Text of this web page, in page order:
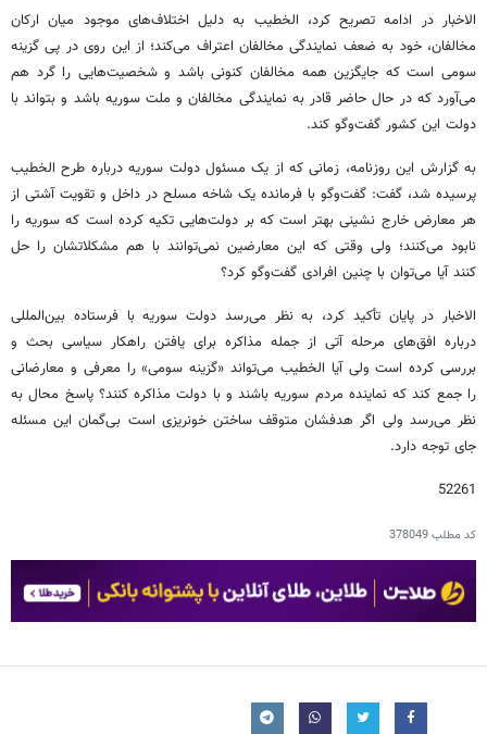
الاخبار در ادامه تصریح کرد، الخطیب به دلیل اختلاف‌های موجود میان ارکان
مخالفان، خود به ضعف نمایندگی مخالفان اعتراف می‌کند؛ از این روی در پی گزینه
سومی است که جایگزین همه مخالفان کنونی باشد و شخصیت‌هایی را گرد هم
می‌آورد که در حال حاضر قادر به نمایندگی مخالفان و ملت سوریه باشد و بتواند با
دولت این کشور گفت‌وگو کند.
به گزارش این روزنامه، زمانی که از یک مسئول دولت سوریه درباره طرح الخطیب
پرسیده شد، گفت: گفت‌وگو با فرمانده یک شاخه مسلح در داخل و تقویت آشتی از
هر معارض خارج نشینی بهتر است که بر دولت‌هایی تکیه کرده است که سوریه را
نابود می‌کنند؛ ولی وقتی که این معارضین نمی‌توانند با هم مشکلاتشان را حل
کنند آیا می‌توان با چنین افرادی گفت‌وگو کرد؟
الاخبار در پایان تأکید کرد، به نظر می‌رسد دولت سوریه با فرستاده بین‌المللی
درباره افق‌های مرحله آتی از جمله مذاکره برای یافتن راهکار سیاسی بحث و
بررسی کرده است ولی آیا الخطیب می‌تواند «گزینه سومی» را معرفی و معارضانی
را جمع کند که نماینده مردم سوریه باشند و با دولت مذاکره کنند؟ پاسخ محال به
نظر می‌رسد ولی اگر هدفشان متوقف ساختن خونریزی است بی‌گمان این مسئله
جای توجه دارد.
52261
کد مطلب378049